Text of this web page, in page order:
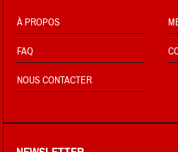
À PROPOS
FAQ
NOUS CONTACTER